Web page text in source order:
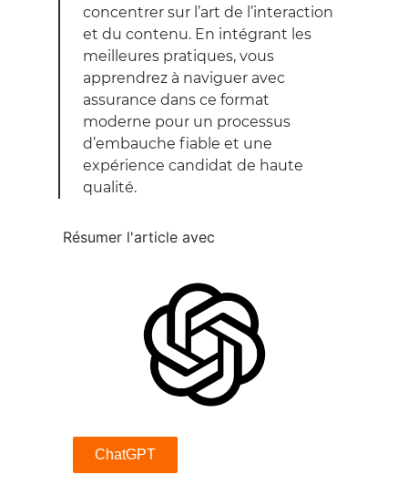
concentrer sur l’art de l’interaction
et du contenu. En intégrant les
meilleures pratiques, vous
apprendrez à naviguer avec
assurance dans ce format
moderne pour un processus
d’embauche fiable et une
expérience candidat de haute
qualité.
Résumer l'article avec
ChatGPT